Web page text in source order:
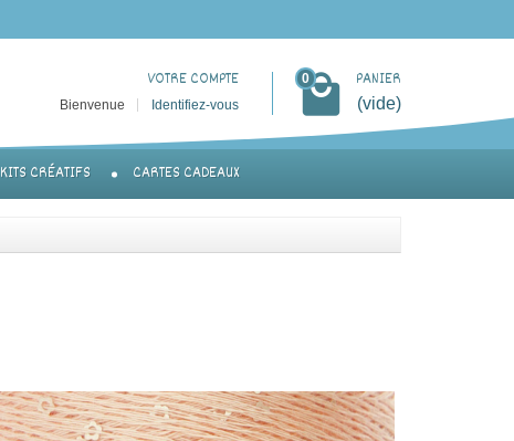
PANIER
(vide)
0
VOTRE COMPTE
Bienvenue Identifiez-vous
KITS CRÉATIFS CARTES CADEAUX